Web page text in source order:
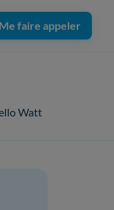
Me faire appeler
Watt